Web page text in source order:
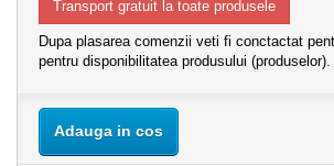
Transport gratuit la toate produsele
Dupa plasarea comenzii veti fi conctactat
pentru disponibilitatea produsului (produselor).
Adauga in cos